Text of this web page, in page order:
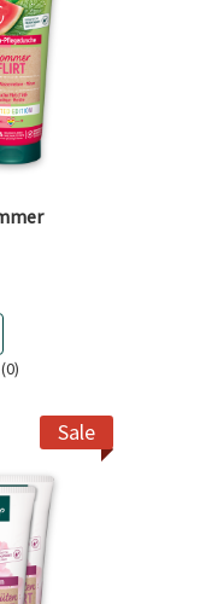
(0)
Sale